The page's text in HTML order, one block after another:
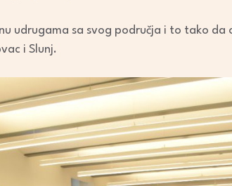
udrugama sa svog područja i to tako da
i Slunj.